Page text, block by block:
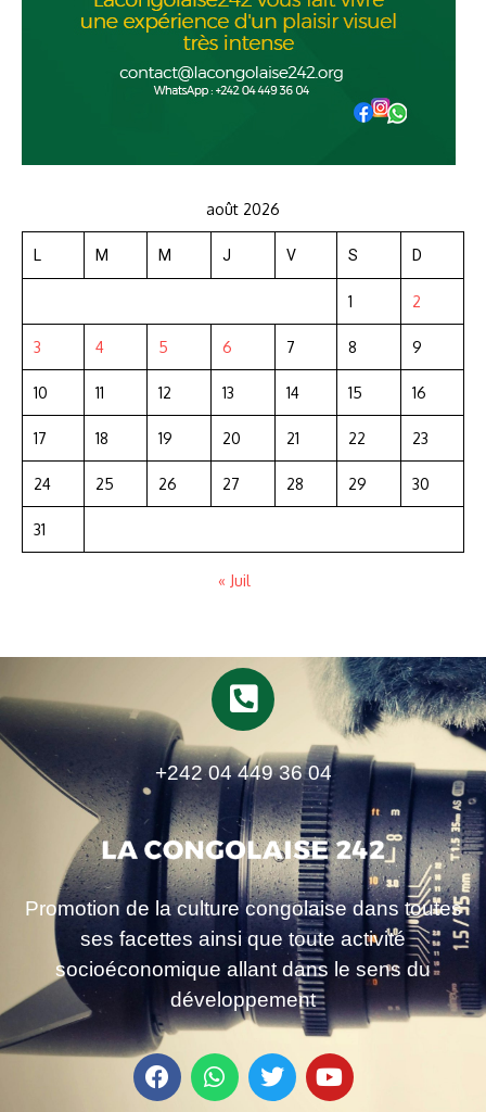
août 2026
L M M J V S D
1 2
3 4 5 6 7 8 9
10 11 12 13 14 15 16
17 18 19 20 21 22 23
24 25 26 27 28 29 30
31
« Juil
+242 04 449 36 04
Promotion de la culture congolaise dans toutes
ses facettes ainsi que toute activité
socioéconomique allant dans le sens du
développement